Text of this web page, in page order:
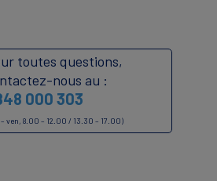
toutes questions,
nous au :
000 303
ven, 8.00 – 12.00 / 13.30 – 17.00)